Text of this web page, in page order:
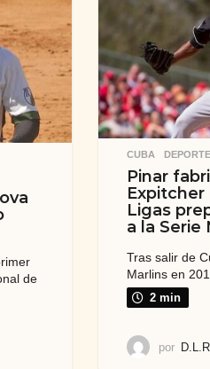
CUBA ,
Pinar
Expitcher
Ligas
a la Serie
Tras salir de
Marlins en
2 min
por D.L.R.
de